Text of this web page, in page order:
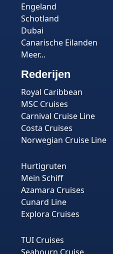
Engeland
Schotland
Dubai
Canarische Eilanden
Meer...
Rederijen
Royal Caribbean
MSC Cruises
Carnival Cruise Line
Costa Cruises
Norwegian Cruise Line
Hurtigruten
Mein Schiff
Azamara Cruises
Cunard Line
Explora Cruises
TUI Cruises
Seabourn Cruise